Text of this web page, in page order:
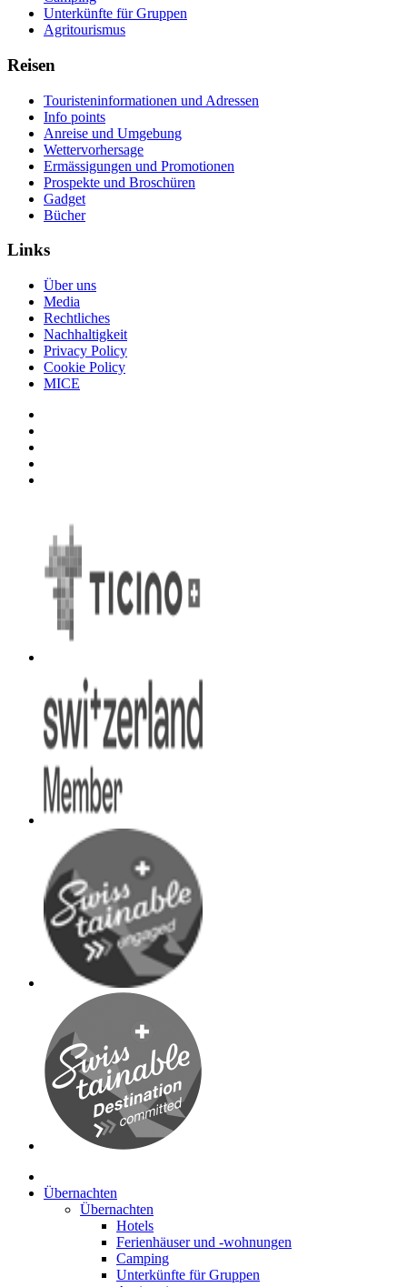
Unterkünfte für Gruppen
Agritourismus
Reisen
Touristeninformationen und Adressen
Info points
Anreise und Umgebung
Wettervorhersage
Ermässigungen und Promotionen
Prospekte und Broschüren
Gadget
Bücher
Links
Über uns
Media
Rechtliches
Nachhaltigkeit
Privacy Policy
Cookie Policy
MICE
Übernachten
Übernachten
Hotels
Ferienhäuser und -wohnungen
Camping
Unterkünfte für Gruppen